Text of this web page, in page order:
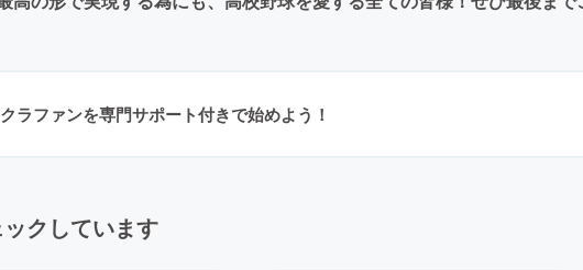
ラファンを専門サポート付きで始めよう！
クしています